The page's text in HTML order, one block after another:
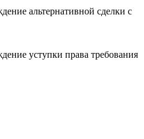
альтернативной сделки с
уступки права требования